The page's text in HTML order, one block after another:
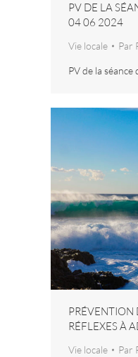
PV DE LA
04 06 2024
Vie locale Par
PV de la
PRÉVENTION
RÉFLEXES À
Vie locale Par